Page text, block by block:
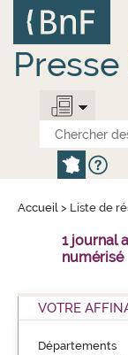
contenu
principal
Accueil > Liste de
1 journal
numérisé
VOTRE
Départements
Panneau de gestion